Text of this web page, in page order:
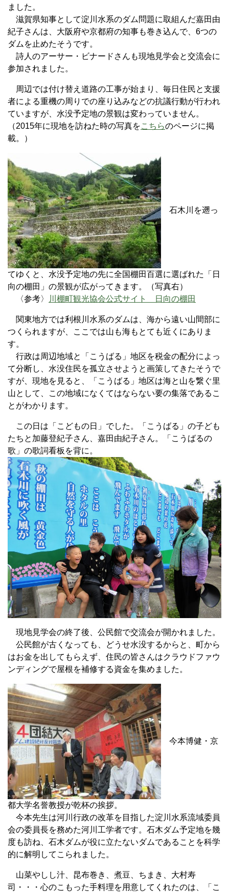
ました。
滋賀県知事として淀川水系のダム問題に取組んだ嘉田由
紀子さんは、大阪府や京都府の知事も巻き込んで、6つの
ダムを止めたそうです。
詩人のアーサー・ビナードさんも現地見学会と交流会に
参加されました。
周辺では付け替え道路の工事が始まり、毎日住民と支援
者による重機の周りでの座り込みなどの抗議行動が行われ
ていますが、水没予定地の景観は変わっていません。
（2015年に現地を訪ねた時の写真をこちらのページに掲
載。）
石木川を遡っ
てゆくと、水没予定地の先に全国棚田百選に選ばれた「日
向の棚田」の景観が広がってきます。（写真右）
〈参考〉
川棚町観光協会公式サイト 日向の棚田
関東地方では利根川水系のダムは、海から遠い山間部に
つくられますが、ここでは山も海もとても近くにありま
す。
行政は周辺地域と「こうばる」地区を税金の配分によっ
て分断し、水没住民を孤立させようと画策してきたそうで
すが、現地を見ると、「こうばる」地区は海と山を繋ぐ里
山として、この地域になくてはならない要の集落であるこ
とがわかります。
この日は「こどもの日」でした。「こうばる」の子ども
たちと加藤登紀子さん、嘉田由紀子さん。「こうばるの
歌」の歌詞看板を背に。
現地見学会の終了後、公民館で交流会が開かれました。
公民館が古くなっても、どうせ水没するからと、町から
はお金を出してもらえず、住民の皆さんはクラウドファウ
ンディングで屋根を補修する資金を集めました。
今本博健・京
都大学名誉教授が乾杯の挨拶。
今本先生は河川行政の改革を目指した淀川水系流域委員
会の委員長を務めた河川工学者です。石木ダム予定地を幾
度も訪ね、石木ダムが役に立たないダムであることを科学
的に解明してこられました。
山菜やしし汁、昆布巻き、煮豆、ちまき、大村寿
司・・・心のこもった手料理を用意してくれたのは、「こ